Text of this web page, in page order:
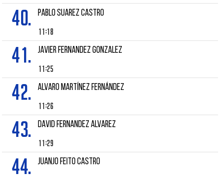
40. Pablo SUAREZ CASTRO
11:18
41. JAVIER FERNANDEZ GONZALEZ
11:25
42. ALVARO MARTÍNEZ FERNÁNDEZ
11:26
43. DAVID FERNANDEZ ALVAREZ
11:29
44. JUANJO FEITO CASTRO